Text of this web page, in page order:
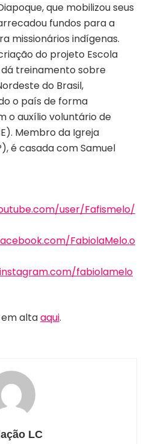
que mobilizou seus
fundos para a
missionários indígenas.
do projeto Escola
dá treinamento sobre
do Brasil,
o país de forma
o auxílio voluntário de
Membro da Igreja
é casada com Samuel
user/Fafismelo/
FabiolaMelo.o
fabiolamelo
altaaqui.
LC